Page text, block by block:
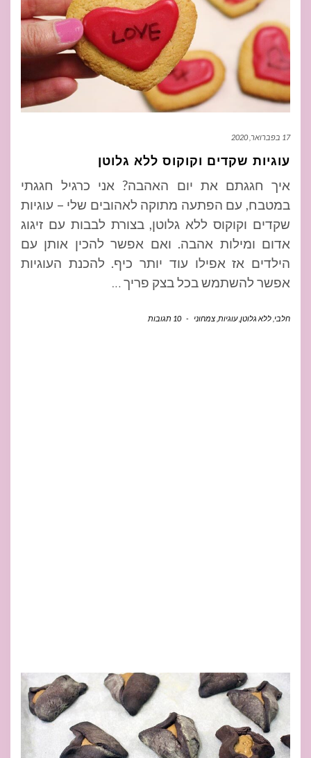
17 בפברואר, 2020
עוגיות שקדים וקוקוס ללא גלוטן
איך חגגתם את יום האהבה? אני כרגיל חגגתי
במטבח, עם הפתעה מתוקה לאהובים שלי – עוגיות
שקדים וקוקוס ללא גלוטן, בצורת לבבות עם זיגוג
אדום ומילות אהבה. ואם אפשר להכין אותן עם
הילדים אז אפילו עוד יותר כיף. להכנת העוגיות
אפשר להשתמש בכל בצק פריך …
חלבי ללא גלוטן ,עוגיות צמחוני - 10 תגובות